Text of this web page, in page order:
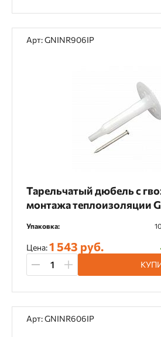
Арт: GNINR906IP
Тарельчатый дюбель с
монтажа теплоизоляции
Упаковка:
Цена:1 543 руб.
Арт: GNINR606IP